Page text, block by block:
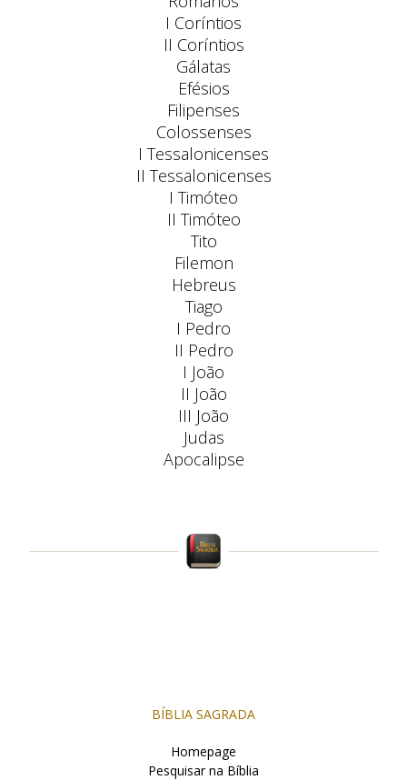
I Coríntios
II Coríntios
Gálatas
Efésios
Filipenses
Colossenses
I Tessalonicenses
II Tessalonicenses
I Timóteo
II Timóteo
Tito
Filemon
Hebreus
Tiago
I Pedro
II Pedro
I João
II João
III João
Judas
Apocalipse
BÍBLIA SAGRADA
Homepage
Pesquisar na Bíblia